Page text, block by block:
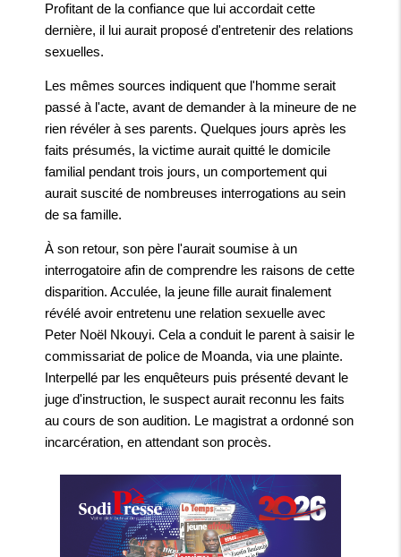
Profitant de la confiance que lui accordait cette
dernière, il lui aurait proposé d'entretenir des relations
sexuelles.
Les mêmes sources indiquent que l'homme serait
passé à l'acte, avant de demander à la mineure de ne
rien révéler à ses parents. Quelques jours après les
faits présumés, la victime aurait quitté le domicile
familial pendant trois jours, un comportement qui
aurait suscité de nombreuses interrogations au sein
de sa famille.
À son retour, son père l'aurait soumise à un
interrogatoire afin de comprendre les raisons de cette
disparition. Acculée, la jeune fille aurait finalement
révélé avoir entretenu une relation sexuelle avec
Peter Noël Nkouyi. Cela a conduit le parent à saisir le
commissariat de police de Moanda, via une plainte.
Interpellé par les enquêteurs puis présenté devant le
juge d'instruction, le suspect aurait reconnu les faits
au cours de son audition. Le magistrat a ordonné son
incarcération, en attendant son procès.